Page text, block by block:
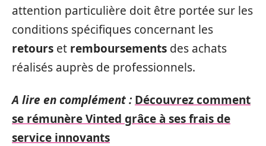
attention particulière doit être portée sur les
conditions spécifiques concernant les
retours et remboursements des achats
réalisés auprès de professionnels.
A lire en complément : Découvrez comment
se rémunère Vinted grâce à ses frais de
service innovants